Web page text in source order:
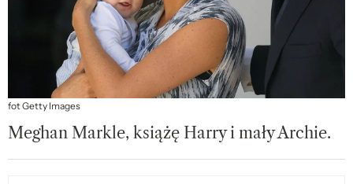
fot Getty Images
Meghan Markle, książę Harry i mały Archie.